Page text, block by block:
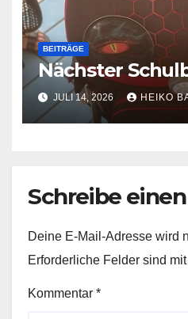
BEITRÄGE
Nächster
JULI 14, 2026 HEIKO
Schreibe
Deine E-Mail-Adresse wird
Erforderliche Felder sind mit
Kommentar *